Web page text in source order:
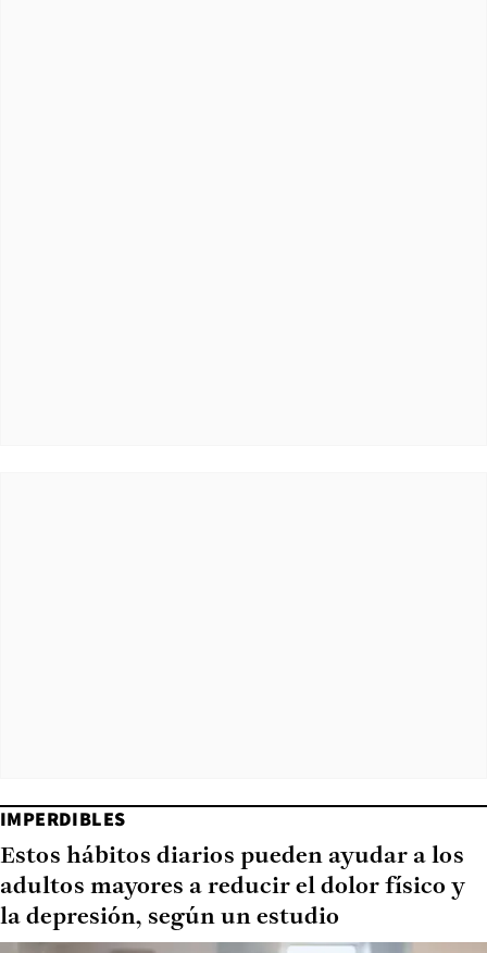
IMPERDIBLES
Estos hábitos diarios pueden ayudar a los
adultos mayores a reducir el dolor físico y
la depresión, según un estudio